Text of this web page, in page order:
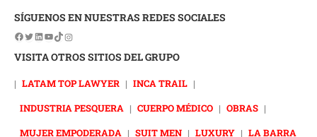
SÍGUENOS EN NUESTRAS REDES SOCIALES
VISITA OTROS SITIOS DEL GRUPO
| LATAM TOP LAWYER | INCA TRAIL |
INDUSTRIA PESQUERA | CUERPO MÉDICO | OBRAS |
MUJER EMPODERADA | SUIT MEN | LUXURY | LA BARRA